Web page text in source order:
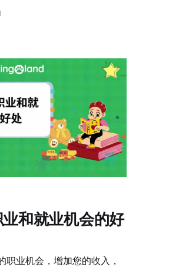
分数。
和就业机会的好
职业机会，增加您的收入，